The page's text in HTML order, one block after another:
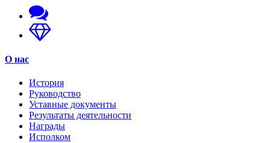
О нас
История
Руководство
Уставные документы
Результаты деятельности
Награды
Исполком